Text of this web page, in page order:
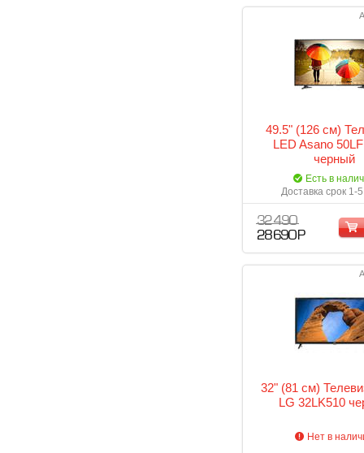
49.5" (126 см)
LED Asano
черный
Есть в
Доставка срок 1-
32 490
28 690 Р
32" (81 см)
LG 32LK510
Нет в